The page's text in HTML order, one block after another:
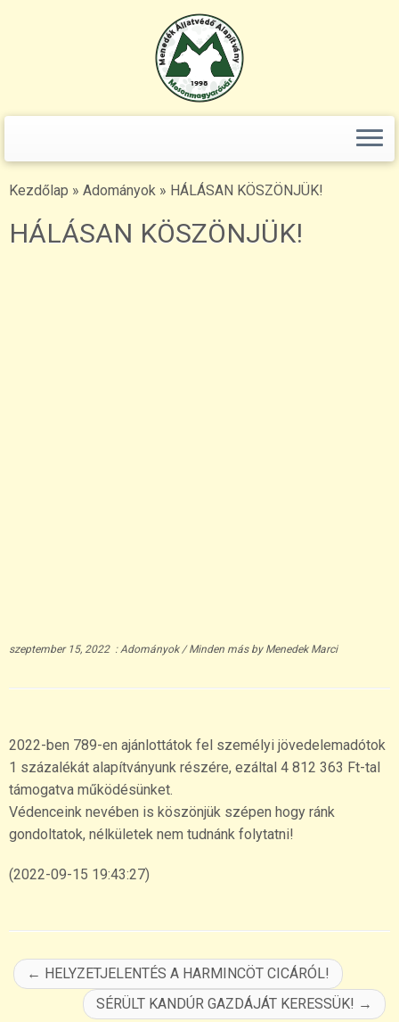
to
Kezdőlap » Adományok » HÁLÁSAN KÖSZÖNJÜK!
HÁLÁSAN KÖSZÖNJÜK!
szeptember 15, 2022:Adományok/Minden más by Menedek Marci
2022-ben 789-en ajánlottátok fel személyi jövedelemadótok
1 százalékát alapítványunk részére, ezáltal 4 812 363 Ft-tal
támogatva működésünket.
Védenceink nevében is köszönjük szépen hogy ránk
gondoltatok, nélkületek nem tudnánk folytatni!
(2022-09-15 19:43:27)
← HELYZETJELENTÉS A HARMINCÖT CICÁRÓL!
SÉRÜLT KANDÚR GAZDÁJÁT KERESSÜK! →